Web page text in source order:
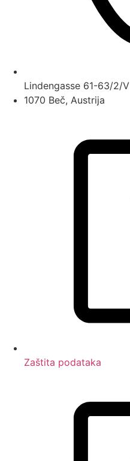
Lindengasse 61-63/2/V
1070 Beč, Austrija
Zaštita podataka